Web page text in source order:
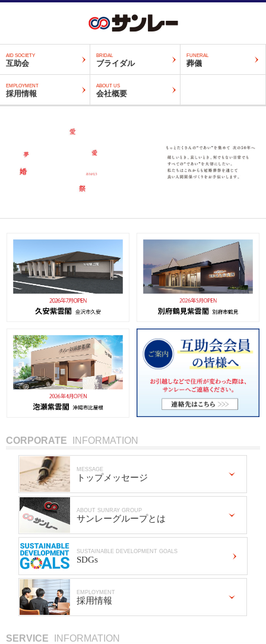
AID SOCIETY
互助会
BRIDAL
ブライダル
FUNERAL
葬儀
EMPLOYMENT
採用情報
ABOUT US
会社概要
CORPORATE INFORMATION
MESSAGE
トップメッセージ
ABOUT SUNRAY GROUP
サンレーグループとは
SUSTAINABLE DEVELOPMENT GOALS
SDGs
EMPLOYMENT
採用情報
SERVICE INFORMATION